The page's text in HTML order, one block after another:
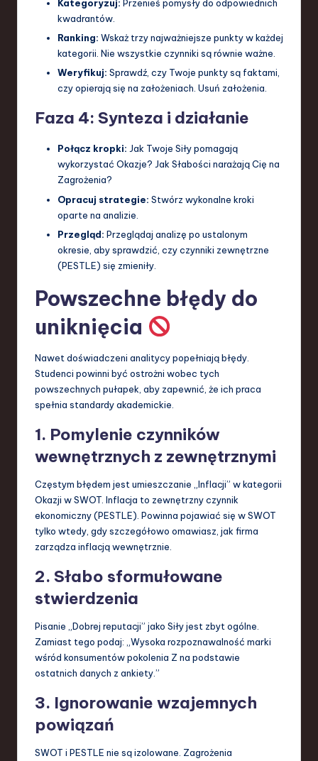
Kategoryzuj: Przenieś pomysły do odpowiednich
kwadrantów.
Ranking: Wskaż trzy najważniejsze punkty w każdej
kategorii. Nie wszystkie czynniki są równie ważne.
Weryfikuj: Sprawdź, czy Twoje punkty są faktami,
czy opierają się na założeniach. Usuń założenia.
Faza 4: Synteza i działanie
Połącz kropki: Jak Twoje Siły pomagają
wykorzystać Okazje? Jak Słabości narażają Cię na
Zagrożenia?
Opracuj strategie: Stwórz wykonalne kroki
oparte na analizie.
Przegląd: Przeglądaj analizę po ustalonym
okresie, aby sprawdzić, czy czynniki zewnętrzne
(PESTLE) się zmieniły.
Powszechne błędy do
uniknięcia
Nawet doświadczeni analitycy popełniają błędy.
Studenci powinni być ostrożni wobec tych
powszechnych pułapek, aby zapewnić, że ich praca
spełnia standardy akademickie.
1. Pomylenie czynników
wewnętrznych z zewnętrznymi
Częstym błędem jest umieszczanie „Inflacji” w kategorii
Okazji w SWOT. Inflacja to zewnętrzny czynnik
ekonomiczny (PESTLE). Powinna pojawiać się w SWOT
tylko wtedy, gdy szczegółowo omawiasz, jak firma
zarządza inflacją wewnętrznie.
2. Słabo sformułowane
stwierdzenia
Pisanie „Dobrej reputacji” jako Siły jest zbyt ogólne.
Zamiast tego podaj: „Wysoka rozpoznawalność marki
wśród konsumentów pokolenia Z na podstawie
ostatnich danych z ankiety.”
3. Ignorowanie wzajemnych
powiązań
SWOT i PESTLE nie są izolowane. Zagrożenia